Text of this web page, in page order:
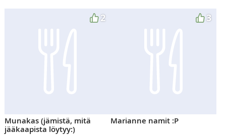
2
Munakas (jämistä, mitä
jääkaapista löytyy:)
3
Marianne namit :P